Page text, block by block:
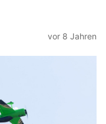
vor 8 Jahren